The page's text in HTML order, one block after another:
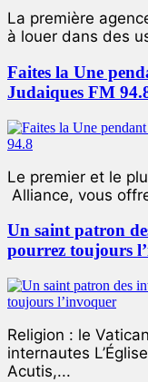
La première
à louer dans des
Faites la Une
Judaiques FM
Le premier et le
Alliance, vous
Un saint patron
pourrez toujours
Religion : le
internautes
Acutis,...